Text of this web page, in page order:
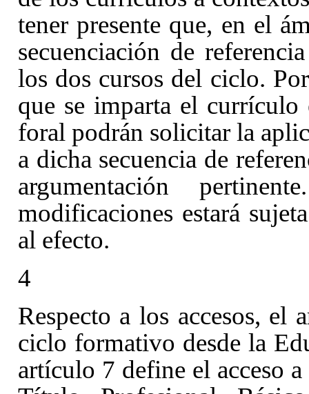
tener presente que, en el
secuenciación de
los dos cursos del ciclo.
que se imparta el currículo
foral podrán solicitar la
a dicha secuencia de
argumentación
modificaciones estará
al efecto.
4
Respecto a los accesos, el
ciclo formativo desde la
artículo 7 define el acceso